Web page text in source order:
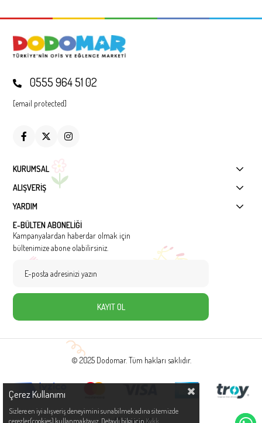
0555 964 51 02
[email protected]
KURUMSAL
ALIŞVERİŞ
YARDIM
E-BÜLTEN ABONELİĞİ
Kampanyalardan haberdar olmak için
bültenimize abone olabilirsiniz.
KAYIT OL
© 2025 Dodomar. Tüm hakları saklıdır.
Çerez Kullanımı
Sizlere en iyi alışveriş deneyimini sunabilmek adına sitemizde
çerezler(cookies) kullanmaktayız. Detaylı bilgi için Kvkk